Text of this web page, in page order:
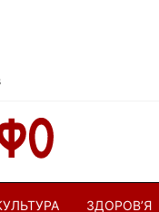
ЗДОРОВ’Я